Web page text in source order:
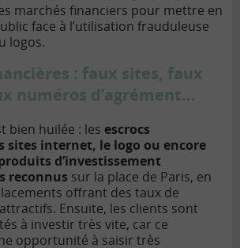
marchés financiers pour mettre en
face à l’utilisation frauduleuse
logos.
: faux sites, faux
numéros d’agrément…
bien huilée : les escrocs
sites internet, le logo ou encore
d’investissement
reconnus sur la place de Paris, en
offrant des taux de
Ensuite, les clients sont
à investir très vite, car ce
opportunité à saisir très